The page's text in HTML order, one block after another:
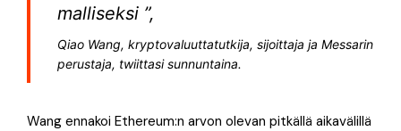
malliseksi ”,
Qiao Wang, kryptovaluuttatutkija, sijoittaja ja Messarin
perustaja, twiittasi sunnuntaina.
Wang ennakoi Ethereum:n arvon olevan pitkällä aikavälillä